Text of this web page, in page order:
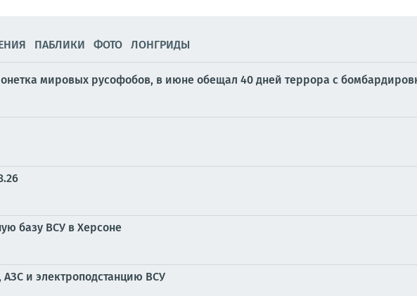
ПАБЛИКИ ФОТО ЛОНГРИДЫ
мировых русофобов, в июне обещал 40 дней террора с
базу ВСУ в Херсоне
и электроподстанцию ВСУ